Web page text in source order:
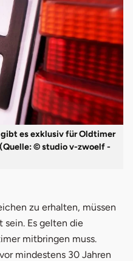
es exklusiv für Oldtimer
© studio v-zwoelf -
zu erhalten, müssen
sein. Es gelten die
mitbringen muss.
mindestens 30 Jahren